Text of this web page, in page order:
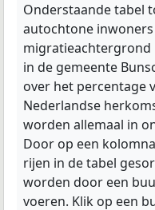
Onderstaande tabel
autochtone
migratieachtergrond
in de gemeente
over het percentage
Nederlandse
worden allemaal in
Door op een
rijen in de tabel
worden door een
voeren. Klik op een